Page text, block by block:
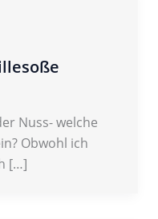
Nuss- welche
Obwohl ich
[…]